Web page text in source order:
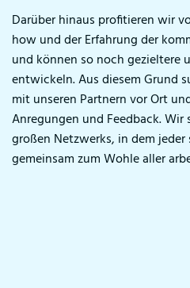
Darüber hinaus profitieren wir
how und der Erfahrung der
und können so noch gezieltere
entwickeln. Aus diesem Grund
mit unseren Partnern vor Ort
Anregungen und Feedback. Wir
großen Netzwerks, in dem
gemeinsam zum Wohle aller